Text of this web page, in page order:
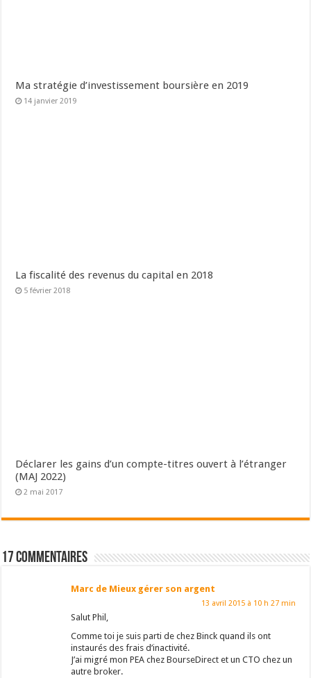
Ma stratégie d’investissement boursière en 2019
14 janvier 2019
La fiscalité des revenus du capital en 2018
5 février 2018
Déclarer les gains d’un compte-titres ouvert à l’étranger
(MAJ 2022)
2 mai 2017
17 Commentaires
Marc de Mieux gérer son argent
13 avril 2015 à 10 h 27 min
Salut Phil,
Comme toi je suis parti de chez Binck quand ils ont
instaurés des frais d’inactivité.
J’ai migré mon PEA chez BourseDirect et un CTO chez un
autre broker.